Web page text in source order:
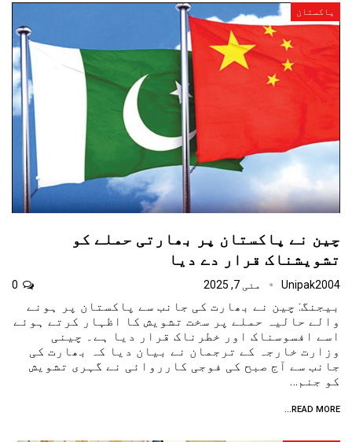
پاکستان
چین نے پاکستان پر بھارتی حملے کو
تشویشناک قرار دے دیا
Unipak2004 مئی 7, 2025
بیجنگ: چین نے بھارت کی جانب سے پاکستان پر ہونے
والے حالیہ حملے پر سخت تشویش کا اظہار کرتے ہوئے
اسے افسوسناک اور خطرناک قرار دیا ہے۔ چینی
وزارت خارجہ کے ترجمان نے بیان دیا کہ بھارت کی
جانب سے آج صبح کی فوجی کارروائی نے گہری تشویش
کو جنم…
READ MORE...